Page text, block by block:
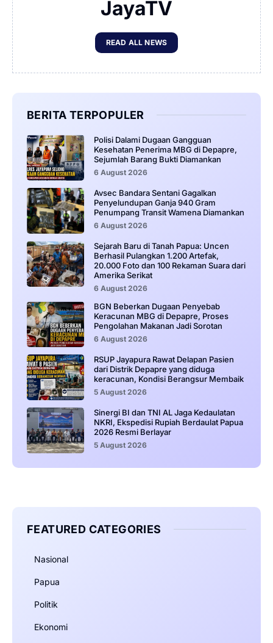
JayaTV
READ ALL NEWS
BERITA TERPOPULER
‎Polisi Dalami Dugaan Gangguan
Kesehatan Penerima MBG di Depapre,
Sejumlah Barang Bukti Diamankan
6 August 2026
Avsec Bandara Sentani Gagalkan
Penyelundupan Ganja 940 Gram
Penumpang Transit Wamena Diamankan
6 August 2026
Sejarah Baru di Tanah Papua: Uncen
Berhasil Pulangkan 1.200 Artefak,
20.000 Foto dan 100 Rekaman Suara dari
Amerika Serikat
6 August 2026
BGN Beberkan Dugaan Penyebab
Keracunan MBG di Depapre, Proses
Pengolahan Makanan Jadi Sorotan
6 August 2026
RSUP Jayapura Rawat Delapan Pasien
dari Distrik Depapre yang diduga
keracunan, Kondisi Berangsur Membaik
5 August 2026
Sinergi BI dan TNI AL Jaga Kedaulatan
NKRI, Ekspedisi Rupiah Berdaulat Papua
2026 Resmi Berlayar
5 August 2026
FEATURED CATEGORIES
Nasional
Papua
Politik
Ekonomi